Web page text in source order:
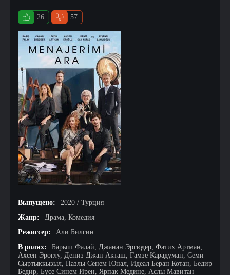
26 57
Выпущено:
2020 / Турция
Жанр:
Драма, Комедия
Режиссер:
Али Билгин
В ролях:
Барыш Фалай, Джанан Эргюдер, Фатих Артман,
Ахсен Эроглу, Дениз Джан Акташ, Гамзе Карадуман, Семи
Сыртыккызыл, Назлы Сенем Юнал, Идеал Беран Котан, Бедир
Бедир, Бусе Синем Ирен, Ярпак Медине, Аслы Мавитан